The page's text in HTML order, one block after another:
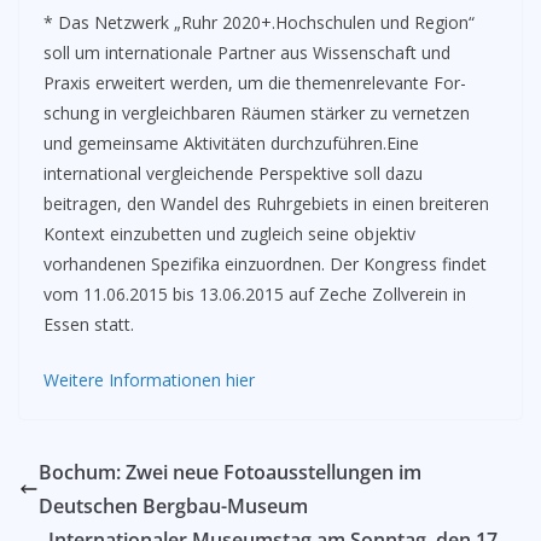
* Das Netzwerk „Ruhr 2020+.Hochschulen und Region“
soll um internationale Partner aus Wissenschaft und
Praxis erweitert werden, um die themenrelevante For-
schung in vergleichbaren Räumen stärker zu vernetzen
und gemeinsame Aktivitäten durchzuführen.Eine
international vergleichende Perspektive soll dazu
beitragen, den Wandel des Ruhrgebiets in einen breiteren
Kontext einzubetten und zugleich seine objektiv
vorhandenen Spezifika einzuordnen. Der Kongress findet
vom 11.06.2015 bis 13.06.2015 auf Zeche Zollverein in
Essen statt.
Weitere Informationen hier
Bochum: Zwei neue Fotoausstellungen im
Deutschen Bergbau-Museum